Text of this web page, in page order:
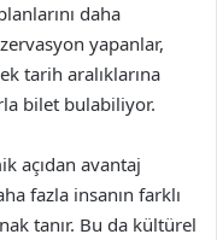
daha
yapanlar,
tarih aralıklarına
bilet bulabiliyor.
açıdan avantaj
fazla insanın farklı
tanır. Bu da kültürel